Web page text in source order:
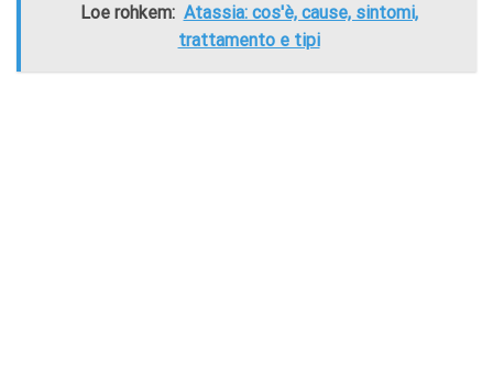
Loe rohkem: Atassia: cos'è, cause, sintomi,
trattamento e tipi